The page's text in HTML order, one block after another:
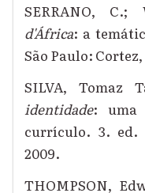
SERRANO,
d'África: a
São Paulo: Cortez,
SILVA, Tomaz
identidade: uma
currículo. 3. ed.
2009.
THOMPSON,